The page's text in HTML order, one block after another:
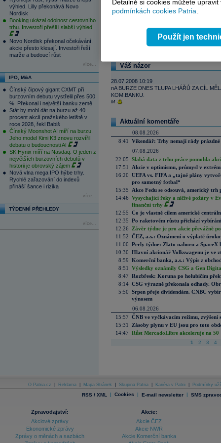
výhled. Lilly překonává Novo
Nordisk
Booking ukázal odolnost cestovního
trhu. Investoři přešli i slabší výhled
Novo Nordisk překonal očekávání,
akcie přesto klesají. Investoři řeší
marže a budoucí růst
více...
IPO, M&A
Čínský čipový gigant CXMT při
burzovním debutu vystřelil přes 500
%. Překonal i největší banku země
Stát by mohl dát na burzu až 40
procent akcií pražského letiště v
roce 2028, řekl Babiš
Čínský Moonshot AI míří na burzu.
Jeho model Kimi K3 znovu rozvířil
debatu o budoucnosti AI
SK Hynix míří na Nasdaq. O jeden z
největších burzovních debutů v
historii je obrovský zájem
Nová vlna mega IPO hýbe trhy.
Rychlé zařazování do indexů
přináší šance i rizika
více...
TÝDENNÍ PŘEHLEDY
více...
Váš názor
28.07.2008 10:19
nA BURZE DNES TLUPA LHÁŘŮ ZA CÍL
KOM.BANKU.
M
Aktuální komentáře
08.08.2026
8:41
Víkendář: Trhy nemají rády prázdné
07.08.2026
22:05 Slabá data z trhu práce pomohla
17:51
Akcie v optimismu, průmysl v
16:20 UEFA vs. FIFA a „tajné plány
pro samotný fotbal“
15:35
Akce Fedu se odsouvá, americký
14:46 Vysychající řeky a ničivé požáry v
finanční trhy
12:55 Co je vlastně cílem americké
12:35 Po raketovém růstu přichází
12:26
Závěr týdne je pro akcie převážně
11:52 ČEZ, a.s.: Oznámení o výplatě
11:00 Perly týdne: Zlato nahoru a SpaceX
10:30 Hlavní akcionář Volkswagenu je ve
8:59 Komerční banka, a.s.: Výpis z
8:51
Výsledky oznámily CSG a Gen
8:47 Rozbřesk: Koruna po holubičím
8:14 CSG výrazně překonala odhady.
5:50 Srpen přeje dividendám. CNBC
výnosem
06.08.2026
15:57 ČNB ve vyčkávacím režimu, zvýšení
15:31
Zásoby plynu v EU jsou pro toto
14:47 Růst MercadoLibre akceleruje na
1 2 3 4
O Patria.cz Reklama Mapa Stránek Skupina Patria Kariéra v Patrii Podmínky
RSS / XML | Cookies | E-mail newsletter | SMS
Zpravodajství:
Akciové zprávy
Ekonomické zprávy
Zprávy o měnách a sazbách
Akcie:
Akcie ČEZ
Akcie NWR
Akcie Komerční banka
Detailně si cookies můžete
podmínkách cookies Patria.
Použít jen